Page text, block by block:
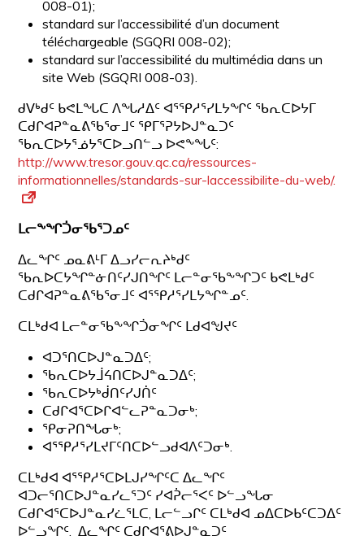
008-01);
standard sur l’accessibilité d’un document
téléchargeable (SGQRI 008-02);
standard sur l’accessibilité du multimédia dans un
site Web (SGQRI 008-03).
ᑯᐯᒃᑯᑦ ᑲᕙᒪᖓᑕ ᐱᖓᓱᐃᑦ ᐊᕐᕿᓱᕐᓯᒪᔭᖏᑦ ᖃᕆᑕᐅᔭᒥ
ᑕᑯᒋᐊᕈᓐᓇᕕᖃᕐᓂᒧᑦ ᕿᒥᕐᕈᔭᐅᒍᓐᓇᑐᑦ
ᖃᕆᑕᐅᔭᕐᓅᔭᕐᑕᐅᓗᑎᓪᓗ ᐅᕙᖕᖓᑦ:
http://www.tresor.gouv.qc.ca/ressources-
informationnelles/standards-sur-laccessibilite-du-web/.
ᒪᓕᖕᖏᑑᓂᖃᕐᑐᓄᑦ
ᐃᓚᖏᑦ ᓄᓇᕕᒻᒥ ᐃᓗᓯᓕᕆᔨᒃᑯᑦ
ᖃᕆᐅᑕᔭᖏᓐᓃᑎᑦᓯᒍᑎᖏᑦ ᒪᓕᓐᓂᖃᖕᖏᑐᑦ ᑲᕙᒪᒃᑯᑦ
ᑕᑯᒋᐊᕈᓐᓇᕕᖃᕐᓂᒧᑦ ᐊᕐᕿᓱᕐᓯᒪᔭᖏᓐᓄᑦ.
ᑕᒪᒃᑯᐊ ᒪᓕᓐᓂᖃᖕᖏᑑᓂᖏᑦ ᒪᑯᐊᖑᔪᑦ
ᐊᑐᕐᑎᑕᐅᒍᓐᓇᑐᐃᑦ;
ᖃᕆᑕᐅᔭᒨᔦᑎᑕᐅᒍᓐᓇᑐᐃᑦ;
ᖃᕆᑕᐅᔭᒃᑰᑎᑦᓯᒍᑏᑦ
ᑕᑯᒋᐊᕐᑕᐅᒋᐊᓪᓚᕈᓐᓇᑐᓂᒃ;
ᕿᓂᕈᑎᖓᓂᒃ;
ᐊᕐᕿᓱᕐᓯᒪᔪᒥᑦᑎᑕᐅᓪᓗᑯᐊᐱᑦᑐᓂᒃ.
ᑕᒪᒃᑯᐊ ᐊᕐᕿᓱᕐᑕᐅᒪᒍᓯᖏᑦᑕ ᐃᓚᖏᑦ
ᐊᑐᓕᕐᑎᑕᐅᒍᓐᓇᓯᓚᕐᑐᑦ ᓯᐊᕉᓕᕐᐸᑦ ᐅᓪᓗᖓᓂ
ᑕᑯᒋᐊᕐᑕᐅᒍᓐᓇᓯᓛᕐᒪᑕ, ᒪᓕᓪᓗᒋᑦ ᑕᒪᒃᑯᐊ ᓄᐃᑕᐅᑲᑦᑕᑐᐃᑦ
ᐅᓪᓗᖏᑦ. ᐃᓚᖏᑦ ᑕᑯᒋᐊᕐᕕᐅᒍᓐᓇᑐᑦ